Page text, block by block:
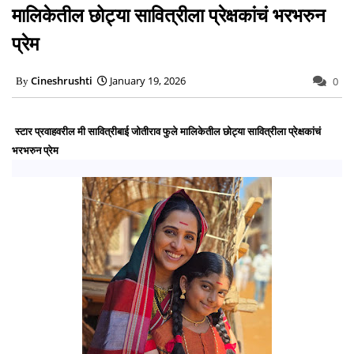
मालिकेतील छोट्या सावित्रीला प्रेक्षकांचं भरभरुन
प्रेम
Cineshrushti January 19, 2026 0
स्टार प्रवाहवरील मी सावित्रीबाई जोतीराव फुले मालिकेतील छोट्या सावित्रीला प्रेक्षकांचं
भरभरुन प्रेम